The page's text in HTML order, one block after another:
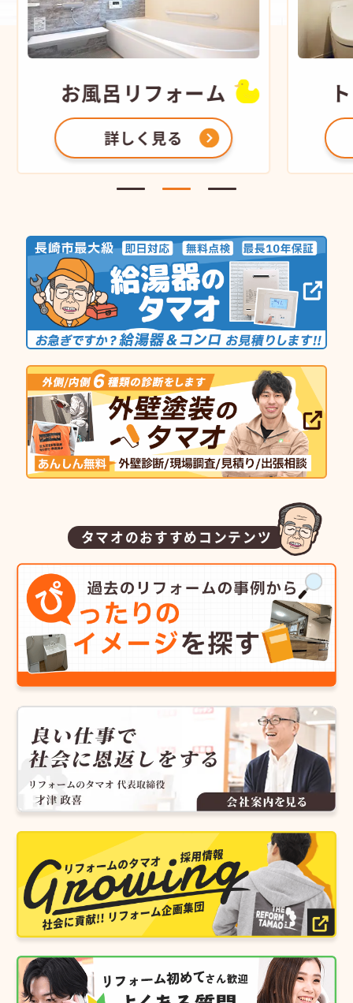
お風呂 リフォーム
詳しく見る
タマオのおすすめコンテンツ